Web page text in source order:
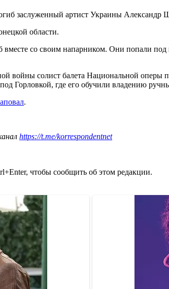
заслуженный артист Украины
области.
со своим напарником. Они попали
войны солист балета Национальной оперы
Горловкой, где его обучили владению
.
https://t.me/korrespondentnet
чтобы сообщить об этом редакции.